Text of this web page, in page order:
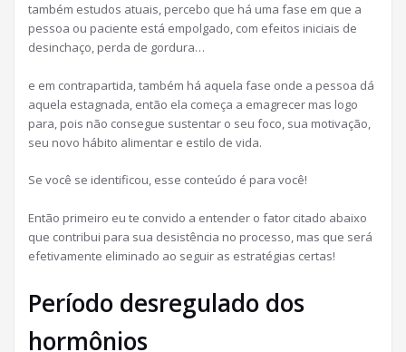
também estudos atuais, percebo que há uma fase em que a
pessoa ou paciente está empolgado, com efeitos iniciais de
desinchaço, perda de gordura…
e em contrapartida, também há aquela fase onde a pessoa dá
aquela estagnada, então ela começa a emagrecer mas logo
para, pois não consegue sustentar o seu foco, sua motivação,
seu novo hábito alimentar e estilo de vida.
Se você se identificou, esse conteúdo é para você!
Então primeiro eu te convido a entender o fator citado abaixo
que contribui para sua desistência no processo, mas que será
efetivamente eliminado ao seguir as estratégias certas!
Período desregulado dos
hormônios